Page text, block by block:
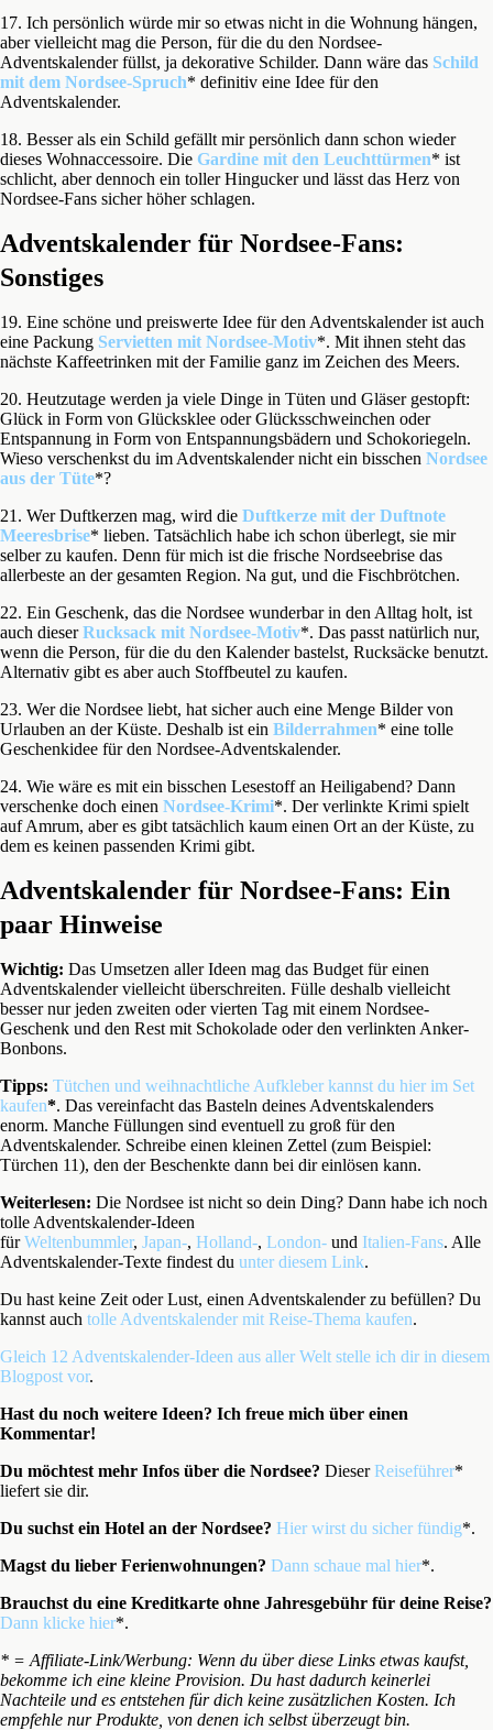
17. Ich persönlich würde mir so etwas nicht in die Wohnung hängen,
aber vielleicht mag die Person, für die du den Nordsee-
Adventskalender füllst, ja dekorative Schilder. Dann wäre das Schild
mit dem Nordsee-Spruch* definitiv eine Idee für den
Adventskalender.
18. Besser als ein Schild gefällt mir persönlich dann schon wieder
dieses Wohnaccessoire. Die Gardine mit den Leuchttürmen* ist
schlicht, aber dennoch ein toller Hingucker und lässt das Herz von
Nordsee-Fans sicher höher schlagen.
Adventskalender für Nordsee-Fans:
Sonstiges
19. Eine schöne und preiswerte Idee für den Adventskalender ist auch
eine Packung Servietten mit Nordsee-Motiv*. Mit ihnen steht das
nächste Kaffeetrinken mit der Familie ganz im Zeichen des Meers.
20. Heutzutage werden ja viele Dinge in Tüten und Gläser gestopft:
Glück in Form von Glücksklee oder Glücksschweinchen oder
Entspannung in Form von Entspannungsbädern und Schokoriegeln.
Wieso verschenkst du im Adventskalender nicht ein bisschen Nordsee
aus der Tüte*?
21. Wer Duftkerzen mag, wird die Duftkerze mit der Duftnote
Meeresbrise* lieben. Tatsächlich habe ich schon überlegt, sie mir
selber zu kaufen. Denn für mich ist die frische Nordseebrise das
allerbeste an der gesamten Region. Na gut, und die Fischbrötchen.
22. Ein Geschenk, das die Nordsee wunderbar in den Alltag holt, ist
auch dieserRucksack mit Nordsee-Motiv*. Das passt natürlich nur,
wenn die Person, für die du den Kalender bastelst, Rucksäcke benutzt.
Alternativ gibt es aber auch Stoffbeutel zu kaufen.
23. Wer die Nordsee liebt, hat sicher auch eine Menge Bilder von
Urlauben an der Küste. Deshalb ist ein Bilderrahmen* eine tolle
Geschenkidee für den Nordsee-Adventskalender.
24. Wie wäre es mit ein bisschen Lesestoff an Heiligabend? Dann
verschenke doch einen Nordsee-Krimi*. Der verlinkte Krimi spielt
auf Amrum, aber es gibt tatsächlich kaum einen Ort an der Küste, zu
dem es keinen passenden Krimi gibt.
Adventskalender für Nordsee-Fans: Ein
paar Hinweise
Wichtig: Das Umsetzen aller Ideen mag das Budget für einen
Adventskalender vielleicht überschreiten. Fülle deshalb vielleicht
besser nur jeden zweiten oder vierten Tag mit einem Nordsee-
Geschenk und den Rest mit Schokolade oder den verlinkten Anker-
Bonbons.
Tipps: Tütchen und weihnachtliche Aufkleber kannst du hier im Set
kaufen*. Das vereinfacht das Basteln deines Adventskalenders
enorm. Manche Füllungen sind eventuell zu groß für den
Adventskalender. Schreibe einen kleinen Zettel (zum Beispiel:
Türchen 11), den der Beschenkte dann bei dir einlösen kann.
Weiterlesen: Die Nordsee ist nicht so dein Ding? Dann habe ich noch
tolle Adventskalender-Ideen
fürWeltenbummler, Japan-, Holland-, London- und Italien-Fans. Alle
Adventskalender-Texte findest du unter diesem Link.
Du hast keine Zeit oder Lust, einen Adventskalender zu befüllen? Du
kannst auch tolle Adventskalender mit Reise-Thema kaufen.
Gleich 12 Adventskalender-Ideen aus aller Welt stelle ich dir in diesem
Blogpost vor.
Hast du noch weitere Ideen? Ich freue mich über einen
Kommentar!
Du möchtest mehr Infos über die Nordsee? DieserReiseführer*
liefert sie dir.
Du suchst ein Hotel an der Nordsee? Hier wirst du sicher fündig*.
Magst du lieber Ferienwohnungen? Dann schaue mal hier*.
Brauchst du eine Kreditkarte ohne Jahresgebühr für deine Reise?
Dann klicke hier*.
* = Affiliate-Link/Werbung: Wenn du über diese Links etwas kaufst,
bekomme ich eine kleine Provision. Du hast dadurch keinerlei
Nachteile und es entstehen für dich keine zusätzlichen Kosten. Ich
empfehle nur Produkte, von denen ich selbst überzeugt bin.